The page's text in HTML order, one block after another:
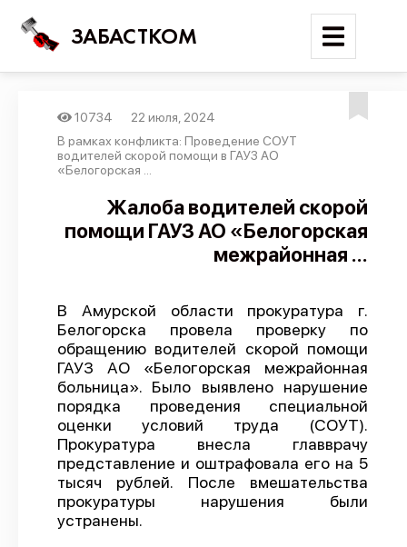
ЗАБАСТКОМ
Войти
Новости
Карта событий
Отчеты
Предложить публикацию
Справочник
API
О проекте
Политика конфиденциальности
10734
22 июля, 2024
В рамках конфликта: Проведение СОУТ
водителей скорой помощи в ГАУЗ АО
«Белогорская ...
Жалоба водителей скорой
помощи ГАУЗ АО «Белогорская
межрайонная ...
В Амурской области прокуратура г.
Белогорска провела проверку по
обращению водителей скорой помощи
ГАУЗ АО «Белогорская межрайонная
больница». Было выявлено нарушение
порядка проведения специальной
оценки условий труда (СОУТ).
Прокуратура внесла главврачу
представление и оштрафовала его на 5
тысяч рублей. После вмешательства
прокуратуры нарушения были
устранены.